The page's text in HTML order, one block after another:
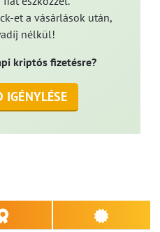
et a vásárlások után,
nélkül!
kriptós fizetésre?
IGÉNYLÉSE